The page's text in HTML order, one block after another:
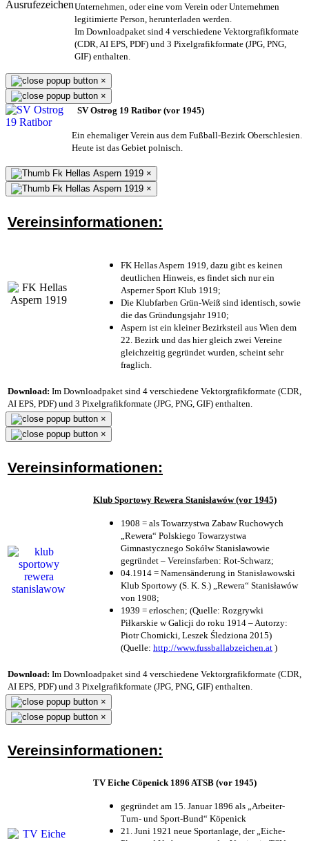
Unternehmen, oder eine vom Verein oder Unternehmen
legitimierte Person, herunterladen werden.
Im Downloadpaket sind 4 verschiedene Vektorgrafikformate
(CDR, AI EPS, PDF) und 3 Pixelgrafikformate (JPG, PNG,
GIF) enthalten.
×
×
SV Ostrog 19 Ratibor (vor 1945)
Ein ehemaliger Verein aus dem Fußball-Bezirk Oberschlesien.
Heute ist das Gebiet polnisch.
×
×
Vereinsinformationen:
FK Hellas Aspern 1919, dazu gibt es keinen
deutlichen Hinweis, es findet sich nur ein
Asperner Sport Klub 1919;
Die Klubfarben Grün-Weiß sind identisch, sowie
die das Gründungsjahr 1910;
Aspern ist ein kleiner Bezirksteil aus Wien dem
22. Bezirk und das hier gleich zwei Vereine
gleichzeitig gegründet wurden, scheint sehr
fraglich.
Download: Im Downloadpaket sind 4 verschiedene Vektorgrafikformate (CDR,
AI EPS, PDF) und 3 Pixelgrafikformate (JPG, PNG, GIF) enthalten.
×
×
Vereinsinformationen:
Klub Sportowy Rewera Stanisławów (vor 1945)
1908 = als Towarzystwa Zabaw Ruchowych
„Rewera“ Polskiego Towarzystwa
Gimnastycznego Sokółw Stanisławowie
gegründet – Vereinsfarben: Rot-Schwarz;
04.1914 = Namensänderung in Stanisławowski
Klub Sportowy (S. K. S.) „Rewera“ Stanisławów
von 1908;
1939 = erloschen; (Quelle: Rozgrywki
Piłkarskie w Galicji do roku 1914 – Autorzy:
Piotr Chomicki, Leszek Śledziona 2015)
(Quelle: http://www.fussballabzeichen.at )
Download: Im Downloadpaket sind 4 verschiedene Vektorgrafikformate (CDR,
AI EPS, PDF) und 3 Pixelgrafikformate (JPG, PNG, GIF) enthalten.
×
×
Vereinsinformationen:
TV Eiche Cöpenick 1896 ATSB (vor 1945)
gegründet am 15. Januar 1896 als „Arbeiter-
Turn- und Sport-Bund“ Köpenick
21. Juni 1921 neue Sportanlage, der „Eiche-